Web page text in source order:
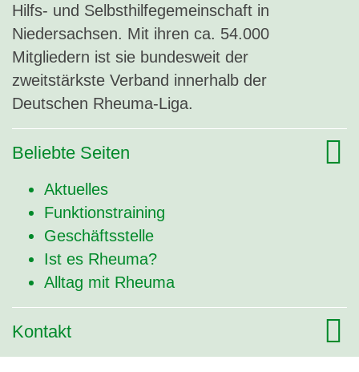
Hilfs- und Selbsthilfegemeinschaft in
Niedersachsen. Mit ihren ca. 54.000
Mitgliedern ist sie bundesweit der
zweitstärkste Verband innerhalb der
Deutschen Rheuma-Liga.
Beliebte Seiten
Aktuelles
Funktionstraining
Geschäftsstelle
Ist es Rheuma?
Alltag mit Rheuma
Kontakt